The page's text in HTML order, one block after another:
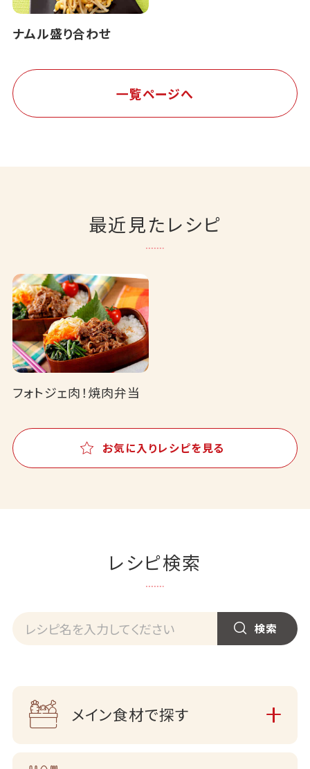
ナムル盛り合わせ
一覧ページへ
最近見たレシピ
フォトジェ肉！焼肉弁当
お気に入りレシピを見る
レシピ検索
メイン食材で探す